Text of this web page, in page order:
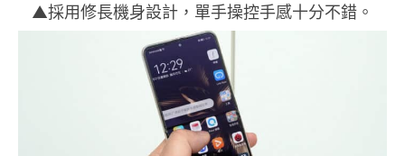
▲採用修長機身設計，單手操控手感十分不錯。